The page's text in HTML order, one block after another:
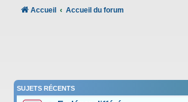
Accueil Accueil du forum
SUJETS RÉCENTS